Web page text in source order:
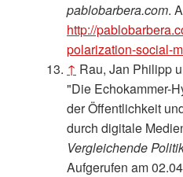
pablobarbera.com.
http://
polarization-social-
↑ Rau, Jan Philipp
"Die Echokammer-
der Öffentlichkeit
durch digitale
Vergleichende
Aufgerufen am